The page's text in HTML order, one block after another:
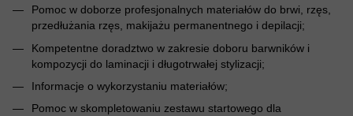
Pomoc w doborze profesjonalnych materiałów do brwi, rzęs,
przedłużania rzęs, makijażu permanentnego i depilacji;
Kompetentne doradztwo w zakresie doboru barwników i
kompozycji do laminacji i długotrwałej stylizacji;
Informacje o wykorzystaniu materiałów;
Pomoc w skompletowaniu zestawu startowego dla